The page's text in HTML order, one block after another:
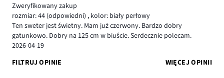
Zweryfikowany zakup
rozmiar: 44 (odpowiedni) , kolor: biały perłowy
Ten sweter jest świetny. Mam już czerwony. Bardzo dobry
gatunkowo. Dobry na 125 cm w biuście. Serdecznie polecam.
2026-04-19
FILTRUJ OPINIE
WIĘCEJ OPINII